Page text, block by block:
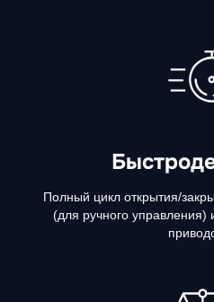
Полный цикл открытия/
(для ручного